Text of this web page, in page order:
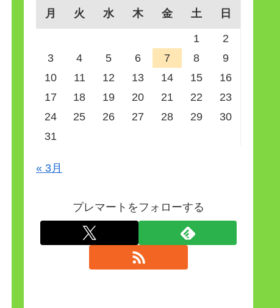
月 火 水 木 金 土 日
1
2
3
4 5 6 7 8
9
10
11 12 13 14 15
16
17
18 19 20 21 22
23
24
25 26 27 28 29
30
31
« 3月
プレマートをフォローする